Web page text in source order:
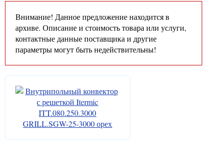
Внимание! Данное предложение находится в
архиве. Описание и стоимость товара или услуги,
контактные данные поставщика и другие
параметры могут быть недействительны!